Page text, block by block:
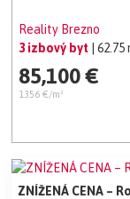
Reality Brezno
3 izbový byt
| 62.75
85,100 €
1356 €/m²
ZNÍŽENÁ CENA –